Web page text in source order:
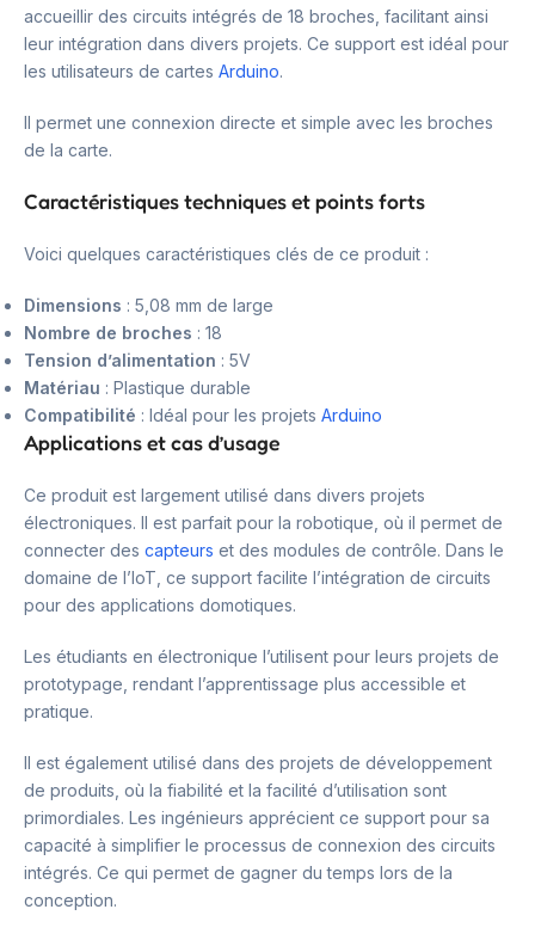
accueillir des circuits intégrés de 18 broches, facilitant ainsi
leur intégration dans divers projets. Ce support est idéal pour
les utilisateurs de cartes Arduino.
Il permet une connexion directe et simple avec les broches
de la carte.
Caractéristiques techniques et points forts
Voici quelques caractéristiques clés de ce produit :
Dimensions : 5,08 mm de large
Nombre de broches : 18
Tension d’alimentation : 5V
Matériau : Plastique durable
Compatibilité : Idéal pour les projets Arduino
Applications et cas d’usage
Ce produit est largement utilisé dans divers projets
électroniques. Il est parfait pour la robotique, où il permet de
connecter des capteurs et des modules de contrôle. Dans le
domaine de l’IoT, ce support facilite l’intégration de circuits
pour des applications domotiques.
Les étudiants en électronique l’utilisent pour leurs projets de
prototypage, rendant l’apprentissage plus accessible et
pratique.
Il est également utilisé dans des projets de développement
de produits, où la fiabilité et la facilité d’utilisation sont
primordiales. Les ingénieurs apprécient ce support pour sa
capacité à simplifier le processus de connexion des circuits
intégrés. Ce qui permet de gagner du temps lors de la
conception.